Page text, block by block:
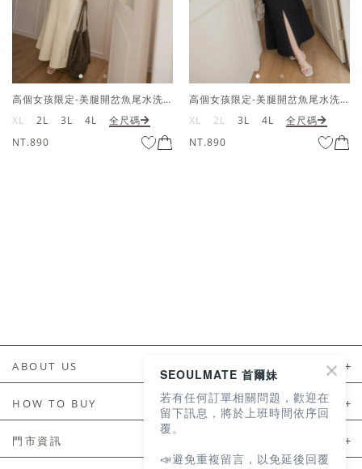
高個女孩限定-美腿開岔魚尾水洗棉裙
XL
2L 3L 4L
全尺碼
NT.890
高個女孩限定-美腿開岔魚尾水洗棉裙
XL
2L 3L 4L
全尺碼
NT.890
ABOUT US
HOW TO BUY
如何購買
門市資訊
SEOULMATE 首爾妹
若有任何訂單相關問題，歡迎在
留下訊息，將於上班時間依序回
覆。
📣避免重複留言，以免延後回覆